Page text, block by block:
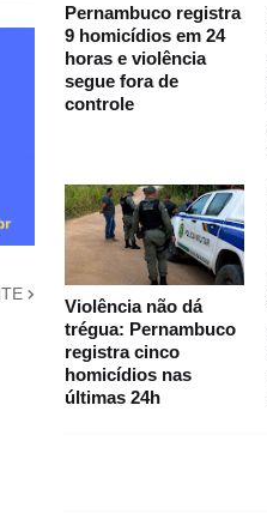
Pernambuco registra
9 homicídios em 24
horas e violência
segue fora de
controle
Violência não dá
trégua: Pernambuco
registra cinco
homicídios nas
últimas 24h